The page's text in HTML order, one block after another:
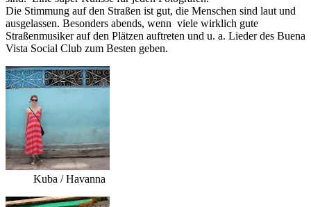
Die Stimmung auf den Straßen ist gut, die Menschen sind laut und
ausgelassen. Besonders abends, wenn viele wirklich gute
Straßenmusiker auf den Plätzen auftreten und u. a. Lieder des Buena
Vista Social Club zum Besten geben.
Kuba / Havanna